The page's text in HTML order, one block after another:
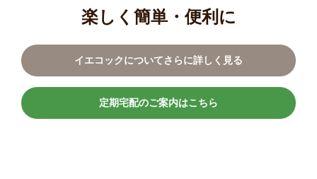
楽しく簡単・便利に
イエコックについてさらに詳しく見る
定期宅配のご案内はこちら